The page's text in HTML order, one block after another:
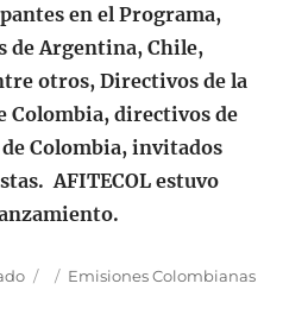
en el Programa,
de Argentina, Chile,
otros, Directivos de la
Colombia, directivos de
Colombia, invitados
AFITECOL estuvo
Publicado
Categorías
Emisiones Colombianas